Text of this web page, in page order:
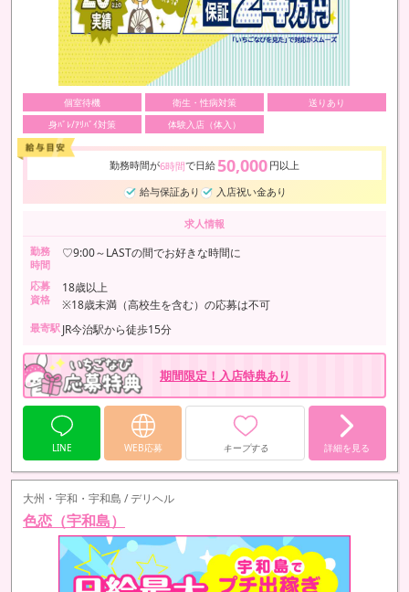
個室待機 衛生・性病対策
送りあり
身ﾊﾞﾚ/ｱﾘﾊﾞｲ対策
体験入店（体入）
勤務時間が6時間で日給 50,000 円以上
給与保証あり
入店祝い金あり
求人情報
勤務
時間
♡9:00～LASTの間でお好きな時間に
応募
資格
18歳以上
※18歳未満（高校生を含む）の応募は不可
最寄駅 JR今治駅から徒歩15分
期間限定！入店特典あり
LINE WEB応募 キープする 詳細を見る
大州・宇和・宇和島 / デリヘル
色恋（宇和島）